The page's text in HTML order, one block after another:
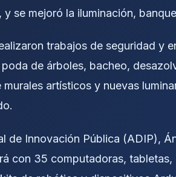
se mejoró la iluminación,
trabajos de seguridad y
de árboles, bacheo,
artísticos y nuevas
de Innovación Pública (ADIP),
con 35 computadoras, tabletas,